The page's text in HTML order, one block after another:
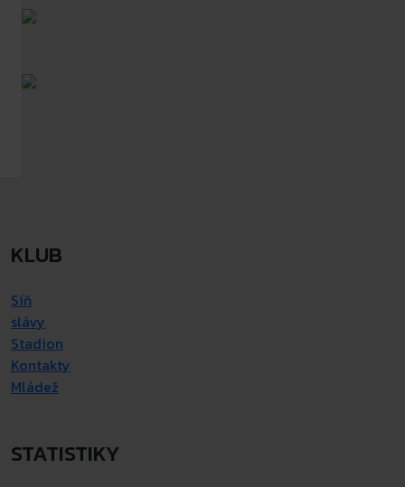
KLUB
Síň
slávy
Stadion
Kontakty
Mládež
STATISTIKY